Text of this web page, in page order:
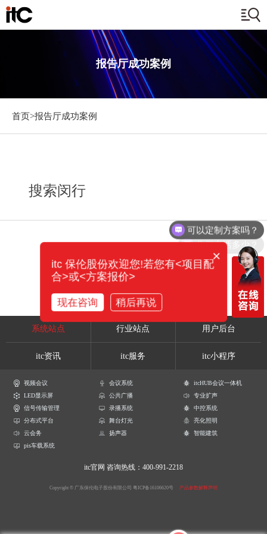
报告厅成功案例
首页>报告厅成功案例
搜索闵行
系统站点 行业站点 用户后台
itc资讯 itc服务 itc小程序
视频会议 会议系统
itcHUB会议一体机
LED显示屏
公共广播
专业扩声
信号传输管理
录播系统
中控系统
分布式平台
舞台灯光
亮化照明
云会务
扬声器
智能建筑
pis车载系统
itc官网 咨询热线：400-991-2218
Copyright © 广东保伦电子股份有限公司 粤ICP备16106620号 产品参数解释声明
可以定制方案吗？
你们电话多少？
×
itc 保伦股份欢迎您!若您有<项目配
合>或<方案报价>
现在咨询 稍后再说